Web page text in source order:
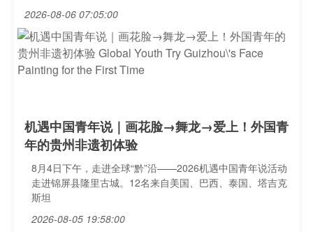
2026-08-06 07:05:00
机遇中国青年说｜画花脸→舞龙→爱上！外国青
年的贵州非遗初体验
8月4日下午，走进全球“黔”沿——2026机遇中国青年说活动
走进锦屏县隆里古城。12名来自美国、巴西、泰国、塔吉克
斯坦
2026-08-05 19:58:00